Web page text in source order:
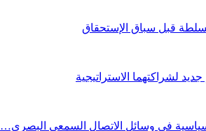
قبل سباق الإستحقاق
لشراكتهما الاستراتيجية
في وسائل الاتصال السمعي البصري…